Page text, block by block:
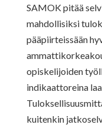
SAMOK pitää
mahdollisiksi
pääpiirteissään
opiskelijoiden
indikaattoreina
kuitenkin